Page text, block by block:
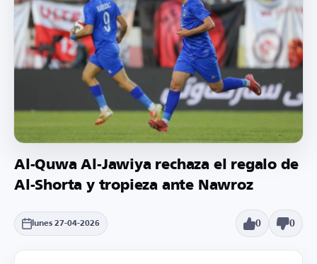
Al-Quwa Al-Jawiya rechaza el regalo de
Al-Shorta y tropieza ante Nawroz
lunes 27-04-2026 0 0